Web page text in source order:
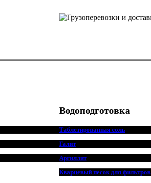
Водоподготовка
Таблетированная соль
Галит
Аргиллит
Кварцевый песок для фильтров